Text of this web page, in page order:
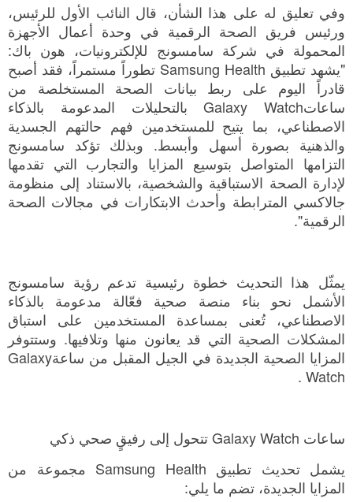
وفي تعليق له على هذا الشأن، قال النائب الأول للرئيس،
ورئيس فريق الصحة الرقمية في وحدة أعمال الأجهزة
المحمولة في شركة سامسونج للإلكترونيات، هون باك:
"يشهد تطبيق Samsung Health تطوراً مستمراً، فقد أصبح
قادراً اليوم على ربط بيانات الصحة المستخلصة من
ساعاتGalaxy Watch بالتحليلات المدعومة بالذكاء
الاصطناعي، بما يتيح للمستخدمين فهم حالتهم الجسدية
والذهنية بصورة أسهل وأبسط. وبذلك تؤكد سامسونج
التزامها المتواصل بتوسيع المزايا والتجارب التي تقدمها
لإدارة الصحة الاستباقية والشخصية، بالاستناد إلى منظومة
جالاكسي المترابطة وأحدث الابتكارات في مجالات الصحة
الرقمية".
يمثّل هذا التحديث خطوة رئيسية تدعم رؤية سامسونج
الأشمل نحو بناء منصة صحية فعّالة مدعومة بالذكاء
الاصطناعي، تُعنى بمساعدة المستخدمين على استباق
المشكلات الصحية التي قد يعانون منها وتلافيها. وستتوفر
المزايا الصحية الجديدة في الجيل المقبل من ساعةGalaxy
Watch .
ساعات Galaxy Watch تتحول إلى رفيقٍ صحي ذكي
يشمل تحديث تطبيق Samsung Health مجموعة من
المزايا الجديدة، تضم ما يلي: